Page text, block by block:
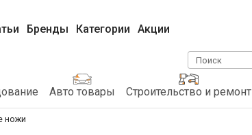
Бренды Категории Акции
Поиск
Авто товары Строительство и ремонт
ножи